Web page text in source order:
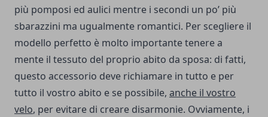
più pomposi ed aulici mentre i secondi un po’ più
sbarazzini ma ugualmente romantici. Per scegliere il
modello perfetto è molto importante tenere a
mente il tessuto del proprio abito da sposa: di fatti,
questo accessorio deve richiamare in tutto e per
tutto il vostro abito e se possibile, anche il vostro
velo, per evitare di creare disarmonie. Ovviamente, i